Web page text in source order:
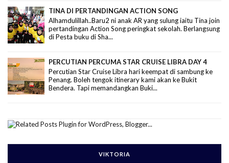
TINA DI PERTANDINGAN ACTION SONG
Alhamdulillah..Baru2 ni anak AR yang sulung iaitu Tina join
pertandingan Action Song peringkat sekolah. Berlangsung
di Pesta buku di Sha...
PERCUTIAN PERCUMA STAR CRUISE LIBRA DAY 4
Percutian Star Cruise Libra hari keempat di sambung ke
Penang. Boleh tengok itinerary kami akan ke Bukit
Bendera. Tapi memandangkan Buki...
VIKTORIA